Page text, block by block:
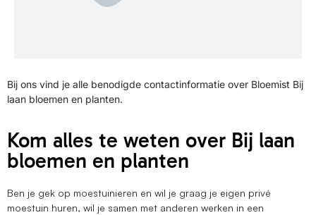
Bij ons vind je alle benodigde contactinformatie over Bloemist Bij
laan bloemen en planten.
Kom alles te weten over Bij laan
bloemen en planten
Ben je gek op moestuinieren en wil je graag je eigen privé
moestuin huren, wil je samen met anderen werken in een